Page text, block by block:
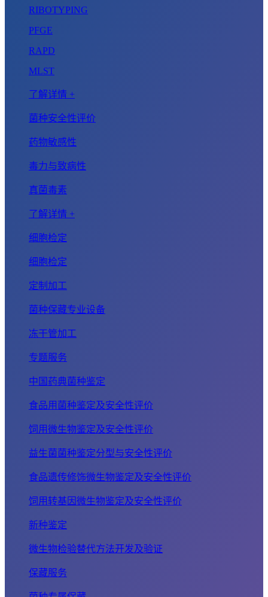
RIBOTYPING
PFGE
RAPD
MLST
了解详情 +
菌种安全性评价
药物敏感性
毒力与致病性
真菌毒素
了解详情 +
细胞检定
细胞检定
定制加工
菌种保藏专业设备
冻干管加工
专题服务
中国药典菌种鉴定
食品用菌种鉴定及安全性评价
饲用微生物鉴定及安全性评价
益生菌菌种鉴定分型与安全性评价
食品遗传修饰微生物鉴定及安全性评价
饲用转基因微生物鉴定及安全性评价
新种鉴定
微生物检验替代方法开发及验证
保藏服务